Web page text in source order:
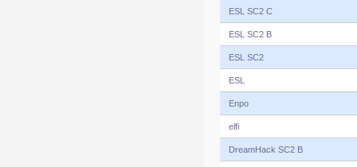
ESL SC2 C
ESL SC2 B
ESL SC2
ESL
Enpo
elfi
DreamHack SC2 B